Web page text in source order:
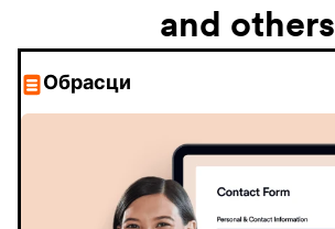
and others
Обрасци